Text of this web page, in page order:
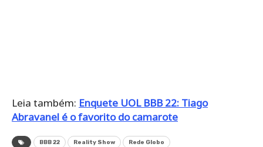
Leia também: Enquete UOL BBB 22: Tiago
Abravanel é o favorito do camarote
BBB 22 Reality Show Rede Globo